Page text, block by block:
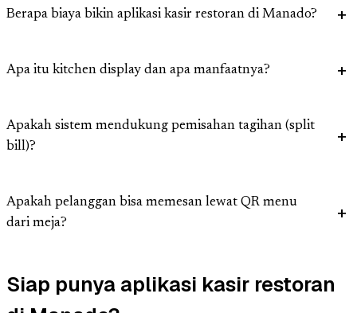
Berapa biaya bikin aplikasi kasir restoran di Manado?
Apa itu kitchen display dan apa manfaatnya?
Apakah sistem mendukung pemisahan tagihan (split
bill)?
Apakah pelanggan bisa memesan lewat QR menu
dari meja?
Siap punya aplikasi kasir restoran